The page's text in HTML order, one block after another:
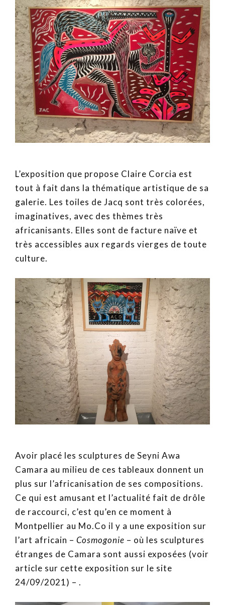
L’exposition que propose Claire Corcia est
tout à fait dans la thématique artistique de sa
galerie. Les toiles de Jacq sont très colorées,
imaginatives, avec des thèmes très
africanisants. Elles sont de facture naïve et
très accessibles aux regards vierges de toute
culture.
Avoir placé les sculptures de Seyni Awa
Camara au milieu de ces tableaux donnent un
plus sur l’africanisation de ses compositions.
Ce qui est amusant et l’actualité fait de drôle
de raccourci, c’est qu’en ce moment à
Montpellier au Mo.Co il y a une exposition sur
l’art africain – Cosmogonie – où les sculptures
étranges de Camara sont aussi exposées (voir
article sur cette exposition sur le site
24/09/2021) – .